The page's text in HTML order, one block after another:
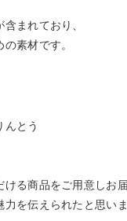
まれており、
素材です。
んとう
る商品をご用意しお
力を伝えられたと思い